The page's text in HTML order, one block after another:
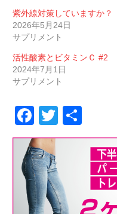
紫外線対策していますか？
2026年5月24日
サプリメント
活性酸素とビタミンＣ #2
2024年7月1日
サプリメント
Facebook
Twitter
有